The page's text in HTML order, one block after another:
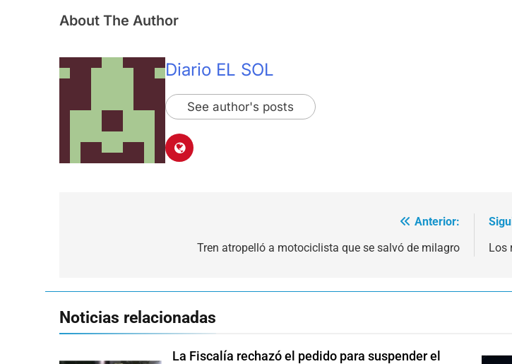
About The Author
Diario EL SOL
See author's posts
Anterior:
Tren atropelló a motociclista que se salvó de milagro
Los
Noticias relacionadas
La Fiscalía rechazó el pedido para suspender el